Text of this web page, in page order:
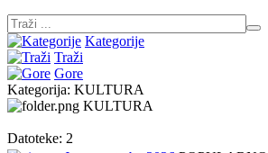
Kategorije
Traži
Gore
Kategorija: KULTURA
KULTURA
Datoteke: 2